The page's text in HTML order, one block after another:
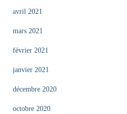
avril 2021
mars 2021
février 2021
janvier 2021
décembre 2020
octobre 2020